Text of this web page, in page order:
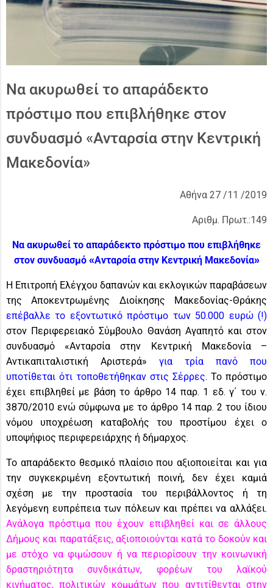
Να ακυρωθεί το απαράδεκτο
πρόστιμο που επιβλήθηκε στον
συνδυασμό «Ανταρσία στην Κεντρική
Μακεδονία»
Αθήνα 27 /11 /2019
Αριθμ. Πρωτ.:149
Να ακυρωθεί το απαράδεκτο πρόστιμο που επιβλήθηκε
στον συνδυασμό «Ανταρσία στην Κεντρική Μακεδονία»
Η Επιτροπή Ελέγχου δαπανών και εκλογικών παραβάσεων
της Αποκεντρωμένης Διοίκησης Μακεδονίας-Θράκης
επέβαλλε το εξοντωτικό πρόστιμο των 50.000 ευρώ (!)
στον Περιφερειακό Σύμβουλο Θανάση Αγαπητό και στον
συνδυασμό «Ανταρσία στην Κεντρική Μακεδονία –
Αντικαπιταλιστική Αριστερά» για τρία πανό που
υποτίθεται ότι τοποθετήθηκαν στις Σέρρες. Το πρόστιμο
έχει επιβληθεί με βάση το άρθρο 14 παρ. 1 εδ. γ΄ του ν.
3870/2010 ενώ σύμφωνα με το άρθρο 14 παρ. 2 του ίδιου
νόμου υποχρέωση καταβολής του προστίμου έχει ο
υποψήφιος περιφερειάρχης ή δήμαρχος.
Το απαράδεκτο θεσμικό πλαίσιο που αξιοποιείται και για
την συγκεκριμένη εξοντωτική ποινή, δεν έχει καμιά
σχέση με την προστασία του περιβάλλοντος ή τη
λεγόμενη ευπρέπεια των πόλεων και πρέπει να αλλάξει.
Ανάλογα πρόστιμα που έχουν επιβληθεί και σε άλλους
Δήμους και παρατάξεις, αξιοποιούνται κατά το δοκούν και
με στόχο να φιμώσουν ή να περιορίσουν την κοινωνική
δραστηριότητα συνδικάτων, φορέων του λαϊκού
κινήματος, πολιτικών κομμάτων που αντιτίθενται στην